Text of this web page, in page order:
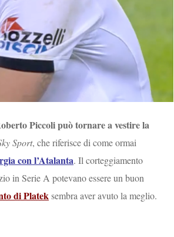
Piccoli può tornare a vestire la
Sport, che riferisce di come ormai
con l’Atalanta. Il corteggiamento
in Serie A potevano essere un buon
di Plateksembra aver avuto la meglio.